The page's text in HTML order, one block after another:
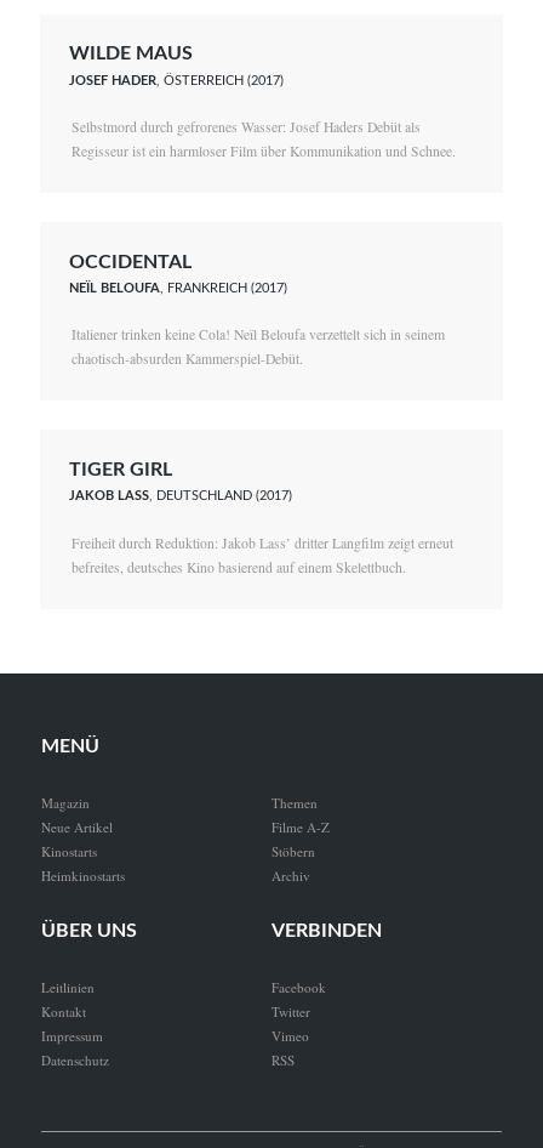
WILDE MAUS
JOSEF HADER , ÖSTERREICH (2017)
Selbstmord durch gefrorenes Wasser: Josef Haders Debüt als
Regisseur ist ein harmloser Film über Kommunikation und Schnee.
OCCIDENTAL
NEÏL BELOUFA , FRANKREICH (2017)
Italiener trinken keine Cola! Neïl Beloufa verzettelt sich in seinem
chaotisch-absurden Kammerspiel-Debüt.
TIGER GIRL
JAKOB LASS, DEUTSCHLAND (2017)
Freiheit durch Reduktion: Jakob Lass’ dritter Langfilm zeigt erneut
befreites, deutsches Kino basierend auf einem Skelettbuch.
MENÜ
Magazin
Neue Artikel
Kinostarts
Heimkinostarts
Themen
Filme A-Z
Stöbern
Archiv
ÜBER UNS
Leitlinien
Kontakt
Impressum
Datenschutz
VERBINDEN
Facebook
Twitter
Vimeo
RSS